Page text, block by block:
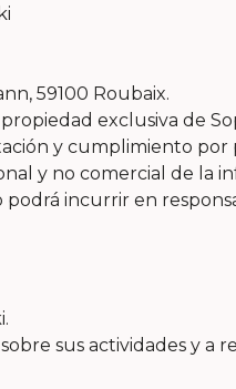
59100 Roubaix.
exclusiva de
y cumplimiento
y no comercial de la
incurrir en
sus actividades y a